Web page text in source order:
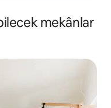
mekânlar